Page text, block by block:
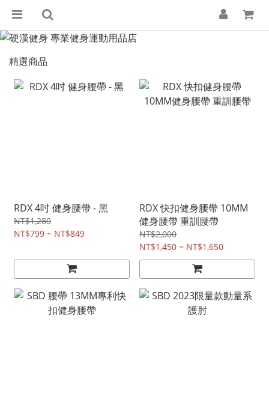
精選商品
RDX 4吋 健身腰帶 - 黑
NT$1,280
NT$799 ~ NT$849
RDX 快扣健身腰帶 10MM
健身腰帶 重訓腰帶
NT$2,000
NT$1,450 ~ NT$1,650